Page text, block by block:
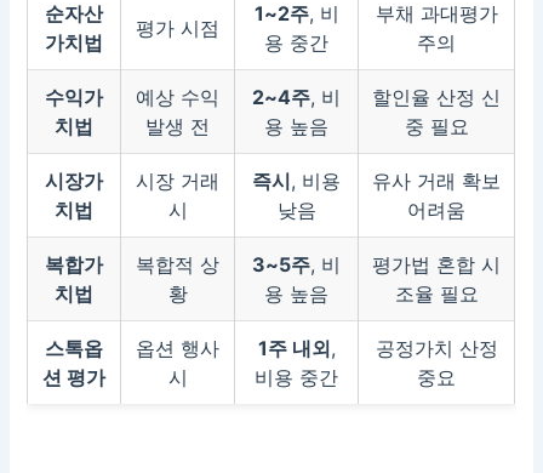
순자산
가치법
평가 시점
1~2주, 비
용 중간
부채 과대평가
주의
수익가
치법
예상 수익
발생 전
2~4주, 비
용 높음
할인율 산정 신
중 필요
시장가
치법
시장 거래
시
즉시, 비용
낮음
유사 거래 확보
어려움
복합가
치법
복합적 상
황
3~5주, 비
용 높음
평가법 혼합 시
조율 필요
스톡옵
션 평가
옵션 행사
시
1주 내외,
비용 중간
공정가치 산정
중요